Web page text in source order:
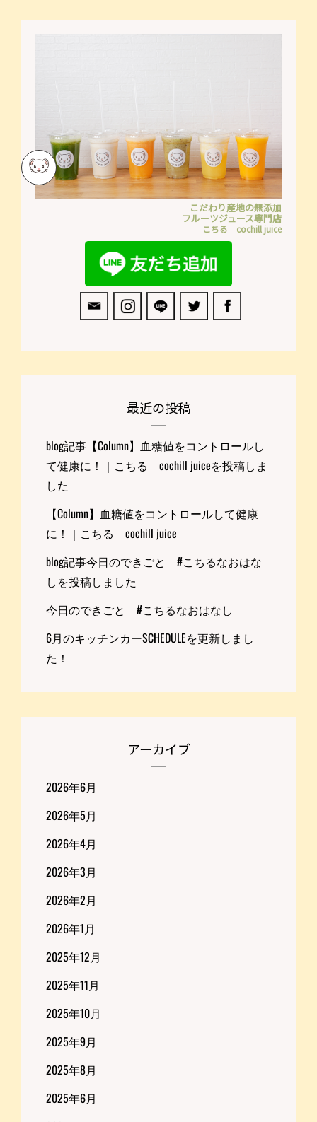
こだわり産地の無添加
フルーツジュース専門店
こちる cochill juice
最近の投稿
blog記事【Column】血糖値をコントロールし
て健康に！｜こちる cochill juiceを投稿しま
した
【Column】血糖値をコントロールして健康
に！｜こちる cochill juice
blog記事今日のできごと #こちるなおはな
しを投稿しました
今日のできごと #こちるなおはなし
6月のキッチンカーSCHEDULEを更新しまし
た！
アーカイブ
2026年6月
2026年5月
2026年4月
2026年3月
2026年2月
2026年1月
2025年12月
2025年11月
2025年10月
2025年9月
2025年8月
2025年6月